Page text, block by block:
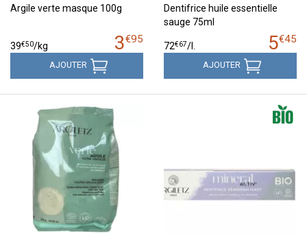
Argile verte masque 100g
3€95
39€50/kg
AJOUTER
Dentifrice huile essentielle
sauge 75ml
5€45
72€67/l.
AJOUTER